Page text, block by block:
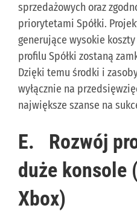
sprzedażowych oraz
priorytetami Spółki.
generujące wysokie
profilu Spółki zostaną
Dzięki temu środki i
wyłącznie na
największe szanse na
E. Rozwój
duże konsole
Xbox)